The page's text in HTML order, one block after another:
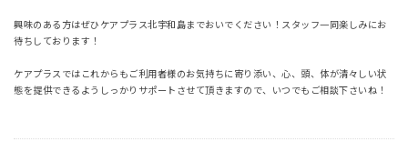
興味のある方はぜひケアプラス北宇和島までおいでください！スタッフ一同楽しみにお
待ちしております！
ケアプラスではこれからもご利用者様のお気持ちに寄り添い、心、頭、体が清々しい状
態を提供できるようしっかりサポートさせて頂きますので、いつでもご相談下さいね！